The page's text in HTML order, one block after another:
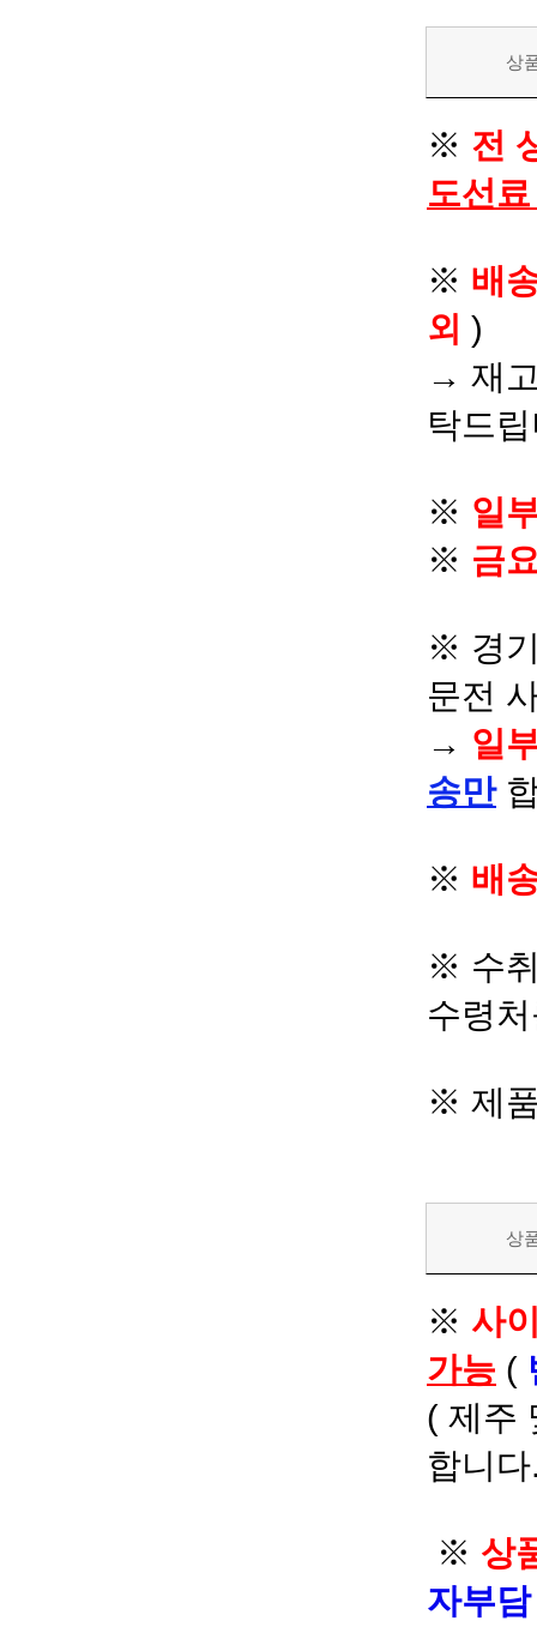
상
※ 전
도선
※ 배
외 )
→ 재
탁드
※ 일
※ 금
※ 경
문전
→ 일
송만
※ 배
※ 수
수령
※ 제
상
※ 사
가능 (
( 제주
합니
※ 상
자부